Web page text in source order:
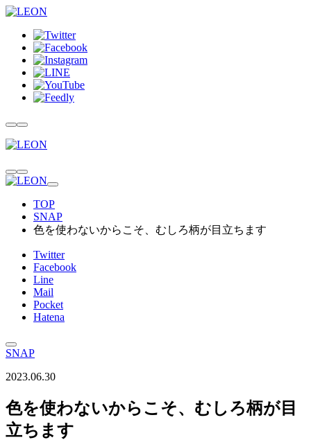
TOP
SNAP
色を使わないからこそ、むしろ柄が目立ちます
Twitter
Facebook
Line
Mail
Pocket
Hatena
SNAP
2023.06.30
色を使わないからこそ、むしろ柄が目
立ちます